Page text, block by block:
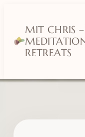
MIT CHRIS
RETREATS